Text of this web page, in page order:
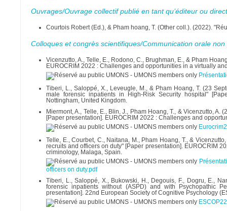
Ouvrages/Ouvrage collectif publié en tant qu’éditeur ou
Courtois Robert (Ed.), & Pham hoang, T. (Other coll.). (2022).
Colloques et congrès scientifiques/Communication orale
Vicenzutto, A., Telle, E., Rodono, C., Brughman, E., & Pham
EUROCRIM 2022 : Challenges and opportunities in a virtually
Tiberi, L., Saloppé, X., Leveugle, M., & Pham Hoang, T. (23
male forensic inpatients in High-Risk Security hospital"
Nottingham, United Kingdom.
Miermont, A., Telle, E., Blin, J., Pham Hoang, T., & Vicenzutto,
[Paper presentation]. EUROCRIM 2022 : Challenges and
Telle, E., Courbet, C., Naitana, M., Pham Hoang, T., &
recruits and officers on duty" [Paper presentation]. EUROCRIM
criminology, Malaga, Spain.
officers on duty.pdf
Tiberi, L., Saloppé, X., Bukowski, H., Degouis, F., Dogru, E.,
forensic inpatients without (ASPD) and with Psychopathic
presentation]. 22nd European Society of Cognitive Psychology